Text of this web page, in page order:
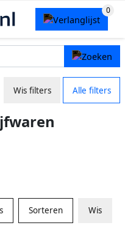
Wis filters Alle filters
Sorteren Wis